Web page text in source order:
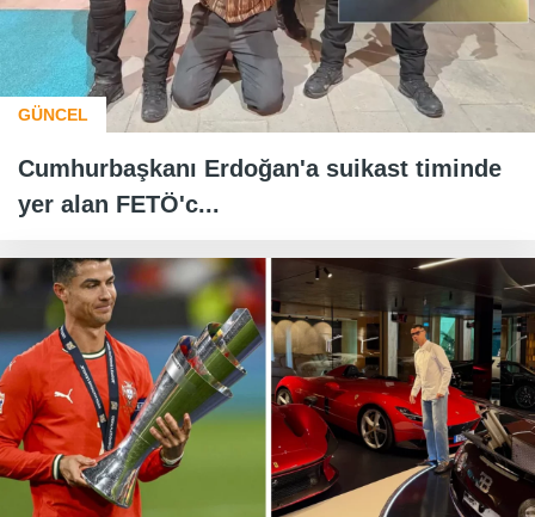
GÜNCEL
Cumhurbaşkanı Erdoğan'a suikast timinde
yer alan FETÖ'c...